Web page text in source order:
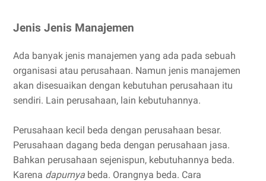
Jenis Jenis Manajemen
Ada banyak jenis manajemen yang ada pada sebuah
organisasi atau perusahaan. Namun jenis manajemen
akan disesuaikan dengan kebutuhan perusahaan itu
sendiri. Lain perusahaan, lain kebutuhannya.
Perusahaan kecil beda dengan perusahaan besar.
Perusahaan dagang beda dengan perusahaan jasa.
Bahkan perusahaan sejenispun, kebutuhannya beda.
Karena dapurnya beda. Orangnya beda. Cara